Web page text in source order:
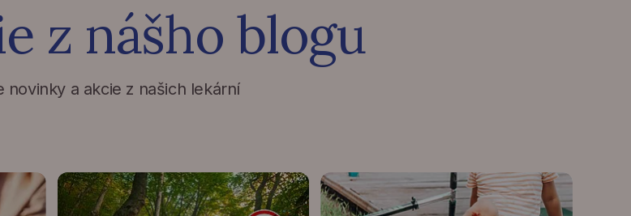
z nášho blogu
novinky a akcie z našich lekární